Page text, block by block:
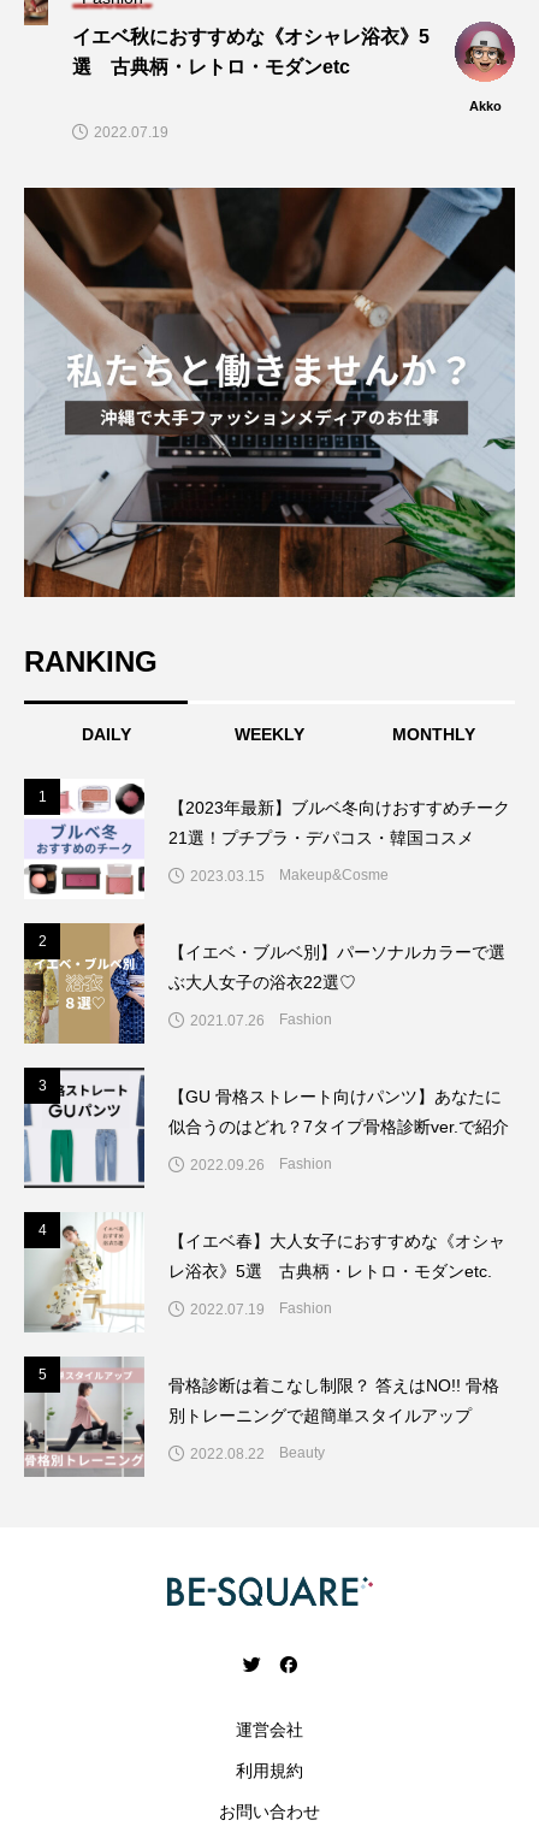
イエベ秋におすすめな《オシャレ浴衣》5
選 古典柄・レトロ・モダンetc
Akko
2022.07.19
RANKING
DAILY WEEKLY MONTHLY
1
【2023年最新】ブルベ冬向けおすすめチーク
21選！プチプラ・デパコス・韓国コスメ
2023.03.15 Makeup&Cosme
2
【イエベ・ブルベ別】パーソナルカラーで選
ぶ大人女子の浴衣22選♡
2021.07.26 Fashion
3
【GU 骨格ストレート向けパンツ】あなたに
似合うのはどれ？7タイプ骨格診断ver.で紹介
2022.09.26 Fashion
4
【イエベ春】大人女子におすすめな《オシャ
レ浴衣》5選 古典柄・レトロ・モダンetc.
2022.07.19 Fashion
5
骨格診断は着こなし制限？ 答えはNO!! 骨格
別トレーニングで超簡単スタイルアップ
2022.08.22 Beauty
運営会社
利用規約
お問い合わせ